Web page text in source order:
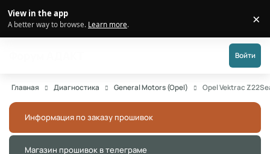
View in the app
A better way to browse. Learn more. ×
Войти
Главная Диагностика General Motors (Opel) Opel Vektrac
Информация по заказу прошивок
Магазин прошивок в телеграме